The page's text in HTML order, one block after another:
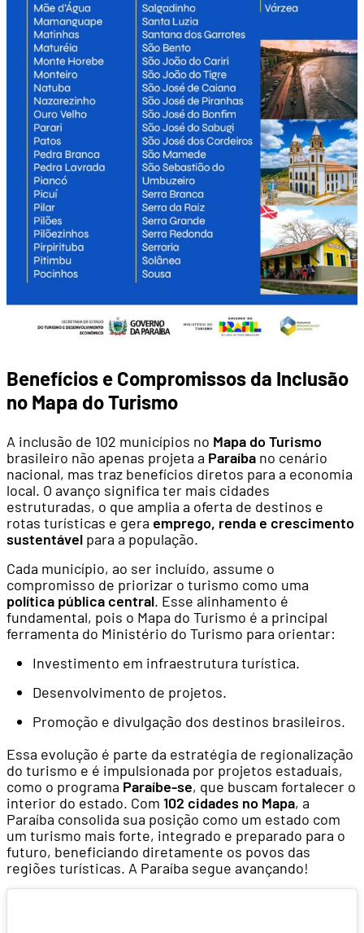
Benefícios e Compromissos da Inclusão
no Mapa do Turismo
A inclusão de 102 municípios no Mapa do Turismo
brasileiro não apenas projeta a Paraíba no cenário
nacional, mas traz benefícios diretos para a economia
local. O avanço significa ter mais cidades
estruturadas, o que amplia a oferta de destinos e
rotas turísticas e gera emprego, renda e crescimento
sustentável para a população.
Cada município, ao ser incluído, assume o
compromisso de priorizar o turismo como uma
política pública central. Esse alinhamento é
fundamental, pois o Mapa do Turismo é a principal
ferramenta do Ministério do Turismo para orientar:
Investimento em infraestrutura turística.
Desenvolvimento de projetos.
Promoção e divulgação dos destinos brasileiros.
Essa evolução é parte da estratégia de regionalização
do turismo e é impulsionada por projetos estaduais,
como o programa Paraíbe-se, que buscam fortalecer o
interior do estado. Com 102 cidades no Mapa, a
Paraíba consolida sua posição como um estado com
um turismo mais forte, integrado e preparado para o
futuro, beneficiando diretamente os povos das
regiões turísticas. A Paraíba segue avançando!